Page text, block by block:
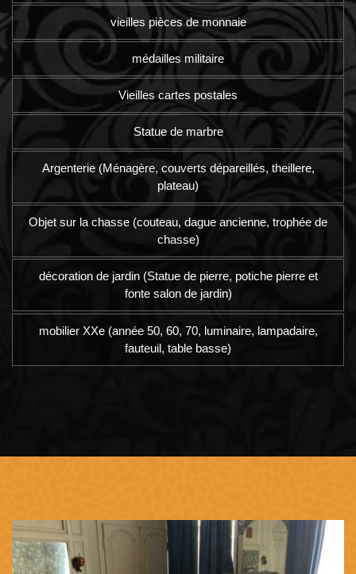
vieilles pièces de monnaie
médailles militaire
Vieilles cartes postales
Statue de marbre
Argenterie (Ménagère, couverts dépareillés, theillere,
plateau)
Objet sur la chasse (couteau, dague ancienne, trophée de
chasse)
décoration de jardin (Statue de pierre, potiche pierre et
fonte salon de jardin)
mobilier XXe (année 50, 60, 70, luminaire, lampadaire,
fauteuil, table basse)